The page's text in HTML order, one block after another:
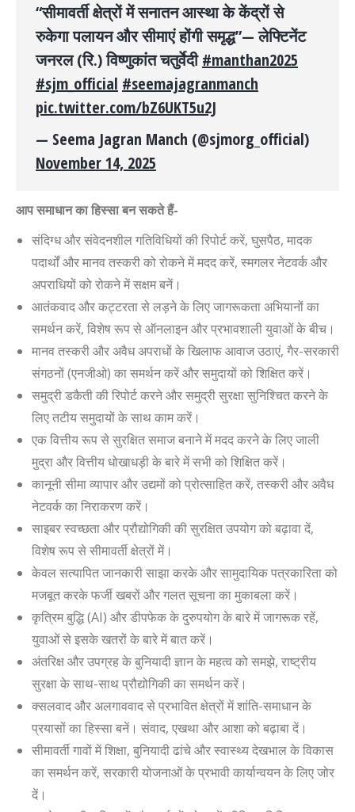
“सीमावर्ती क्षेत्रों में सनातन आस्था के केंद्रों से
रुकेगा पलायन और सीमाएं होंगी समृद्ध”— लेफ्टिनेंट
जनरल (रि.) विष्णुकांत चतुर्वेदी#manthan2025
#sjm_official #seemajagranmanch
pic.twitter.com/bZ6UKT5u2J
— Seema Jagran Manch (@sjmorg_official)
November 14, 2025
आप समाधान का हिस्सा बन सकते हैं-
संदिग्ध और संवेदनशील गतिविधियों की रिपोर्ट करें, घुसपैठ, मादक
पदार्थों और मानव तस्करी को रोकने में मदद करें, स्मगलर नेटवर्क और
अपराधियों को रोकने में सक्षम बनें।
आतंकवाद और कट्टरता से लड़ने के लिए जागरूकता अभियानों का
समर्थन करें, विशेष रूप से ऑनलाइन और प्रभावशाली युवाओं के बीच।
मानव तस्करी और अवैध अपराधों के खिलाफ आवाज उठाएं, गैर-सरकारी
संगठनों (एनजीओ) का समर्थन करें और समुदायों को शिक्षित करें।
समुद्री डकैती की रिपोर्ट करने और समुद्री सुरक्षा सुनिश्चित करने के
लिए तटीय समुदायों के साथ काम करें।
एक वित्तीय रूप से सुरक्षित समाज बनाने में मदद करने के लिए जाली
मुद्रा और वित्तीय धोखाधड़ी के बारे में सभी को शिक्षित करें।
कानूनी सीमा व्यापार और उद्यमों को प्रोत्साहित करें, तस्करी और अवैध
नेटवर्क का निराकरण करें।
साइबर स्वच्छता और प्रौद्योगिकी की सुरक्षित उपयोग को बढ़ावा दें,
विशेष रूप से सीमावर्ती क्षेत्रों में।
केवल सत्यापित जानकारी साझा करके और सामुदायिक पत्रकारिता को
मजबूत करके फर्जी खबरों और गलत सूचना का मुकाबला करें।
कृत्रिम बुद्धि (AI) और डीपफेक के दुरुपयोग के बारे में जागरूक रहें,
युवाओं से इसके खतरों के बारे में बात करें।
अंतरिक्ष और उपग्रह के बुनियादी ज्ञान के महत्व को समझे, राष्ट्रीय
सुरक्षा के साथ-साथ प्रौद्योगिकी का समर्थन करें।
क्सलवाद और अलगाववाद से प्रभावित क्षेत्रों में शांति-समाधान के
प्रयासों का हिस्सा बनें। संवाद, एखथा और आशा को बढ़ाबा दें।
सीमावर्ती गावों में शिक्षा, बुनियादी ढांचे और स्वास्थ्य देखभाल के विकास
का समर्थन करें, सरकारी योजनाओं के प्रभावी कार्यान्वयन के लिए जोर
दें।